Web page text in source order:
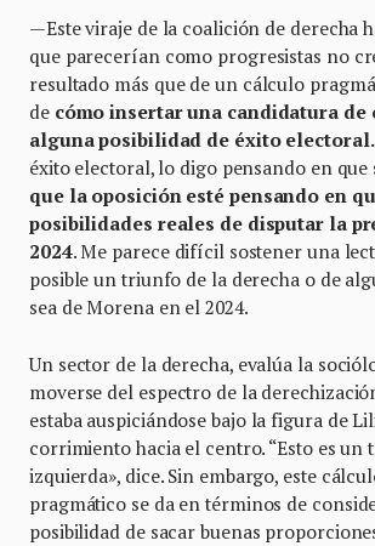
—Este viraje de la coalición de derecha
que parecerían como progresistas no
resultado más que de un cálculo
de cómo insertar una candidatura de
alguna posibilidad de éxito electoral.
éxito electoral, lo digo pensando en que
que la oposición esté pensando en
posibilidades reales de disputar la
2024. Me parece difícil sostener una
posible un triunfo de la derecha o de
sea de Morena en el 2024.
Un sector de la derecha, evalúa la
moverse del espectro de la
estaba auspiciándose bajo la figura de
corrimiento hacia el centro. “Esto es un
izquierda», dice. Sin embargo, este
pragmático se da en términos de
posibilidad de sacar buenas